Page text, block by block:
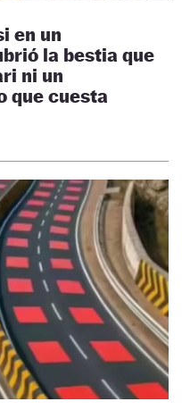
en un
la bestia que
ni un
que cuesta